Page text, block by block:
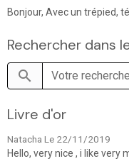
Bonjour, Avec un trépied,
Rechercher dans
Livre d'or
Natacha Le 22/11/2019
Hello, very nice , i like